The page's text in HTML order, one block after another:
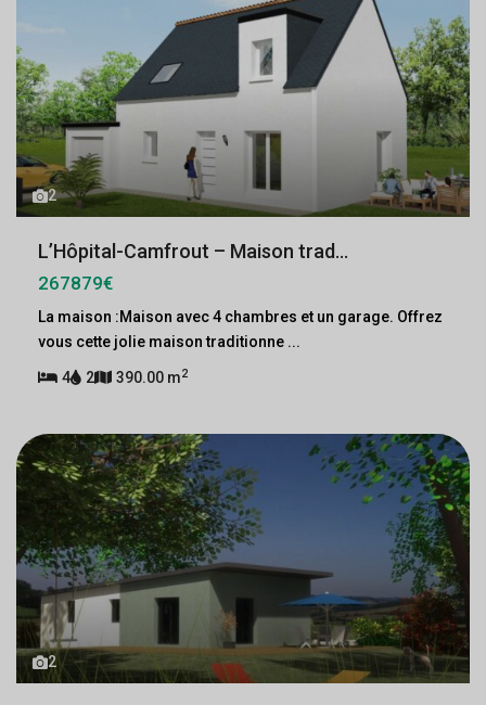
2
L’Hôpital-Camfrout – Maison trad...
267879€
La maison :Maison avec 4 chambres et un garage. Offrez
vous cette jolie maison traditionne ...
4 2 390.00 m2
2